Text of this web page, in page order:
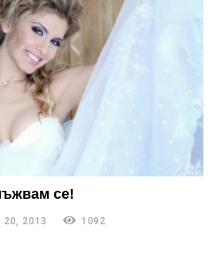
се!
20, 2013
1092